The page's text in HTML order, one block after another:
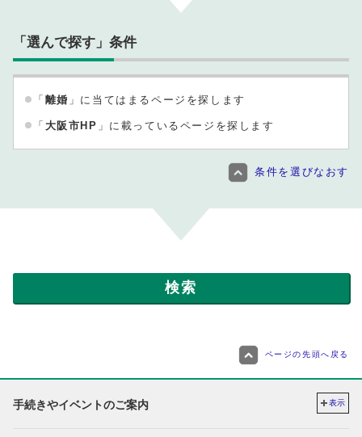
「選んで探す」条件
「 離婚 」に当てはまるページを探します
「 大阪市HP 」に載っているページを探します
条件を選びなおす
ページの先頭へ戻る
手続きやイベントのご案内 表示